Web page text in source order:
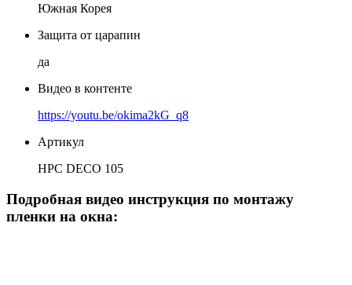
Южная Корея
Защита от царапин
да
Видео в контенте
https://youtu.be/okima2kG_q8
Артикул
HPC DECO 105
Подробная видео инструкция по монтажу
пленки на окна: